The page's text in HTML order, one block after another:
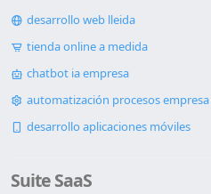
desarrollo web lleida
tienda online a medida
chatbot ia empresa
automatización procesos empresa
desarrollo aplicaciones móviles
Suite SaaS